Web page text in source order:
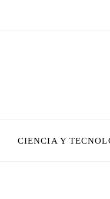
CIENCIA Y